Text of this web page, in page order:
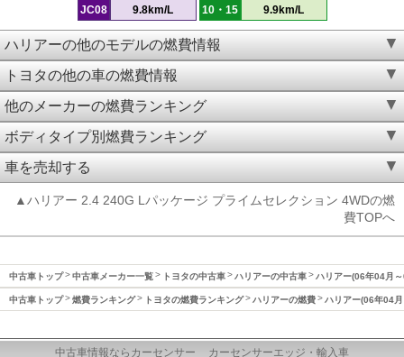
JC08 9.8km/L 10・15 9.9km/L
ハリアーの他のモデルの燃費情報
トヨタの他の車の燃費情報
他のメーカーの燃費ランキング
ボディタイプ別燃費ランキング
車を売却する
▲ハリアー 2.4 240G Lパッケージ プライムセレクション 4WDの燃
費TOPへ
中古車トップ 中古車メーカー一覧 トヨタの中古車 ハリアーの中古車 ハリアー(06年04月
中古車トップ 燃費ランキング トヨタの燃費ランキング ハリアーの燃費 ハリアー(06年04
中古車情報ならカーセンサー カーセンサーエッジ・輸入車